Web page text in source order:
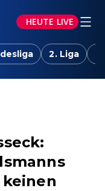
HEUTE LIVE
2. Liga